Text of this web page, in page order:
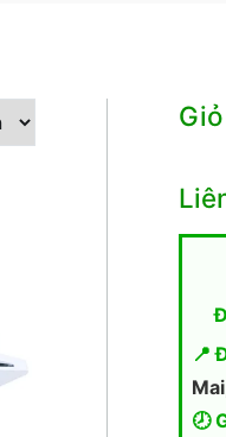
📍
🕗